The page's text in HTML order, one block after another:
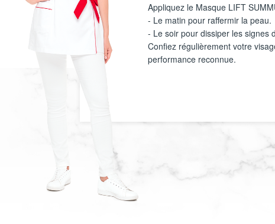
Appliquez le Masque LIFT
- Le matin pour raffermir la peau.
- Le soir pour dissiper les signes
Confiez régulièrement votre
performance reconnue.